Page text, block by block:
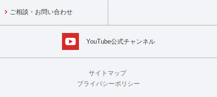
ご相談・お問い合わせ
YouTube公式チャンネル
サイトマップ
プライバシーポリシー